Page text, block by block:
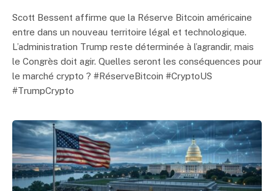
Scott Bessent affirme que la Réserve Bitcoin américaine
entre dans un nouveau territoire légal et technologique.
L’administration Trump reste déterminée à l’agrandir, mais
le Congrès doit agir. Quelles seront les conséquences pour
le marché crypto ? #RéserveBitcoin #CryptoUS
#TrumpCrypto